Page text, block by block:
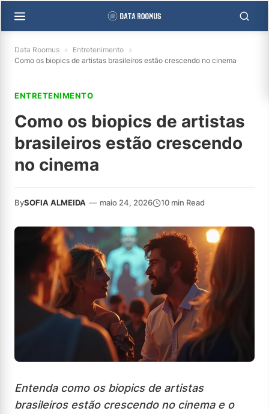
Data Roomus » Entretenimento »
Como os biopics de artistas brasileiros estão crescendo no cinema
ENTRETENIMENTO
Como os biopics de artistas
brasileiros estão crescendo
no cinema
BySOFIA ALMEIDA — maio 24, 2026 10 min Read
Entenda como os biopics de artistas
brasileiros estão crescendo no cinema e o